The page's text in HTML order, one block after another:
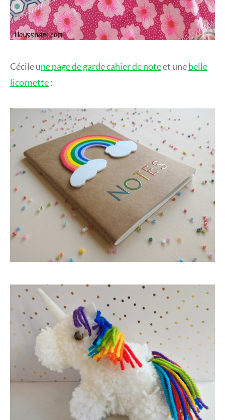
Cécile une page de garde cahier de noteet unebelle
licornette: